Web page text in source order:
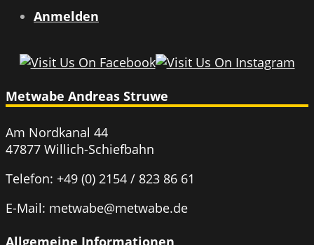
Anmelden
Metwabe Andreas Struwe
Am Nordkanal 44
47877 Willich-Schiefbahn
Telefon: +49 (0) 2154 / 823 86 61
E-Mail: metwabe@metwabe.de
Allgemeine Informationen